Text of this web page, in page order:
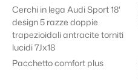
Cerchi in lega Audi Sport 18′
design 5 razze doppie
trapezioidali antracite torniti
lucidi 7Jx18
Pacchetto comfort plus